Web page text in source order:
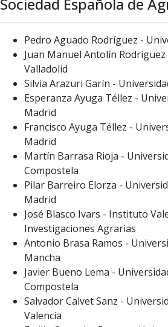
Pedro Aguado Rodríguez -
Juan Manuel Antolín
Valladolid
Silvia Arazuri Garín -
Esperanza Ayuga Téllez -
Madrid
Francisco Ayuga Téllez -
Madrid
Martín Barrasa Rioja -
Compostela
Pilar Barreiro Elorza -
Madrid
José Blasco Ivars - Instituto
Investigaciones Agrarias
Antonio Brasa Ramos -
Mancha
Javier Bueno Lema -
Compostela
Salvador Calvet Sanz -
Valencia